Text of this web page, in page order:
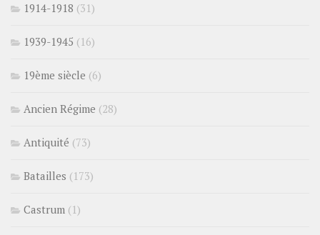
1914-1918 (31)
1939-1945 (16)
19ème siècle (6)
Ancien Régime (28)
Antiquité (73)
Batailles (173)
Castrum (1)